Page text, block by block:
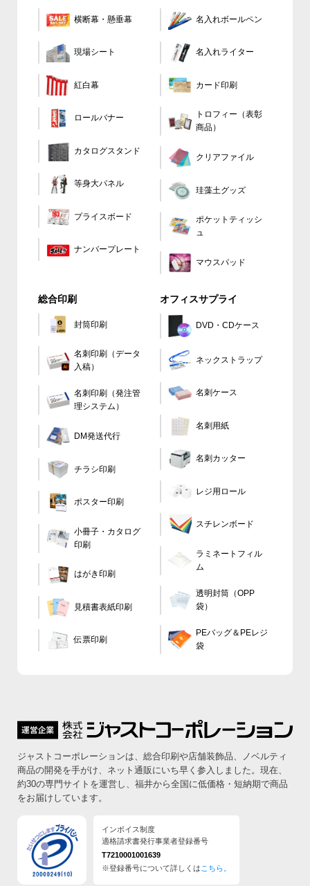
横断幕・懸垂幕
現場シート
紅白幕
ロールバナー
カタログスタンド
等身大パネル
プライスボード
ナンバープレート
名入れボールペン
名入れライター
カード印刷
トロフィー（表彰
商品）
クリアファイル
珪藻土グッズ
ポケットティッシ
ュ
マウスパッド
総合印刷
封筒印刷
名刺印刷（データ
入稿）
名刺印刷（発注管
理システム）
DM発送代行
チラシ印刷
ポスター印刷
小冊子・カタログ
印刷
はがき印刷
見積書表紙印刷
伝票印刷
オフィスサプライ
DVD・CDケース
ネックストラップ
名刺ケース
名刺用紙
名刺カッター
レジ用ロール
スチレンボード
ラミネートフィル
ム
透明封筒（OPP
袋）
PEバッグ＆PEレジ
袋
ジャストコーポレーションは、総合印刷や店舗装飾品、ノベルティ
商品の開発を手がけ、ネット通販にいち早く参入しました。 現在、
約30の専門サイトを運営し、福井から全国に低価格・短納期で商品
をお届けしています。
インボイス制度
適格請求書発行事業者登録番号
T7210001001639
※登録番号について詳しくは こちら。